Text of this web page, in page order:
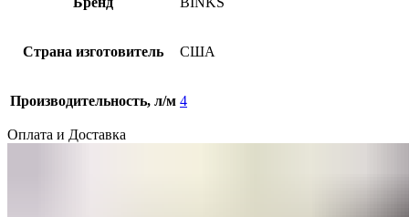
Страна изготовитель США
Производительность, л/м 4
Оплата и Доставка